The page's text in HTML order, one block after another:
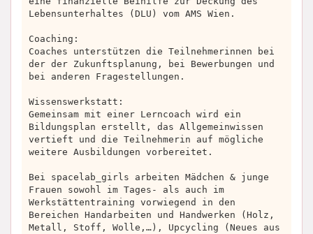
Lebensunterhaltes (DLU) vom AMS Wien.
Coaching:
Coaches unterstützen die Teilnehmerinnen bei
der der Zukunftsplanung, bei Bewerbungen und
bei anderen Fragestellungen.
Wissenswerkstatt:
Gemeinsam mit einer Lerncoach wird ein
Bildungsplan erstellt, das Allgemeinwissen
vertieft und die Teilnehmerin auf mögliche
weitere Ausbildungen vorbereitet.
Bei spacelab_girls arbeiten Mädchen & junge
Frauen sowohl im Tages- als auch im
Werkstättentraining vorwiegend in den
Bereichen Handarbeiten und Handwerken (Holz,
Metall, Stoff, Wolle,…), Upcycling (Neues aus